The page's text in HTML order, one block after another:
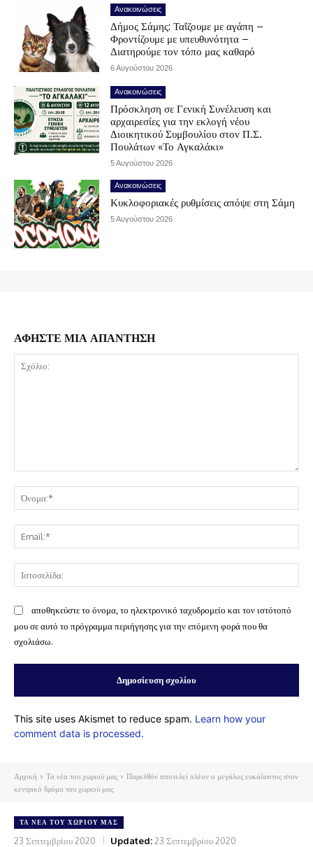
Ανακοινώσεις
Δήμος Σάμης: Ταΐζουμε με αγάπη –
Φροντίζουμε με υπευθυνότητα –
Διατηρούμε τον τόπο μας καθαρό
6 Αυγούστου 2026
Ανακοινώσεις
Πρόσκληση σε Γενική Συνέλευση και
αρχαιρεσίες για την εκλογή νέου
Διοικητικού Συμβουλίου στον Π.Σ.
Πουλάτων «Το Αγκαλάκι»
5 Αυγούστου 2026
Ανακοινώσεις
Κυκλοφοριακές ρυθμίσεις απόψε στη Σάμη
5 Αυγούστου 2026
ΑΦΗΣΤΕ ΜΙΑ ΑΠΑΝΤΗΣΗ
αποθηκεύστε το όνομα, το ηλεκτρονικό ταχυδρομείο και τον ιστότοπό
μου σε αυτό το πρόγραμμα περιήγησης για την επόμενη φορά που θα
σχολιάσω.
This site uses Akismet to reduce spam. Learn how your
comment data is processed.